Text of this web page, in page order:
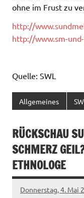
ohne im Frust zu
http://
http://www.sm-
Quelle: SWL
Allgemeines
RÜCKSCHAU
SCHMERZ
ETHNOLOGE
Donnerstag, 4. Mai